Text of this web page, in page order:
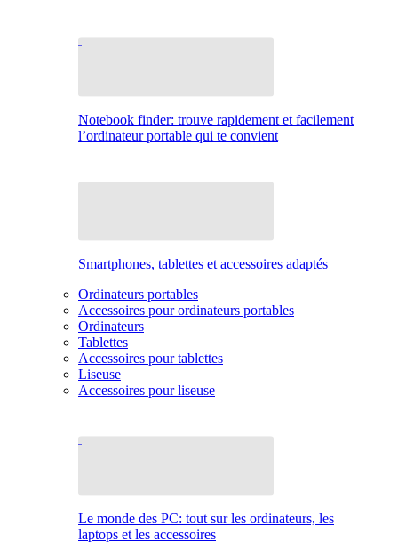
Notebook finder: trouve rapidement et facilement
l’ordinateur portable qui te convient
Smartphones, tablettes et accessoires adaptés
Ordinateurs portables
Accessoires pour ordinateurs portables
Ordinateurs
Tablettes
Accessoires pour tablettes
Liseuse
Accessoires pour liseuse
Le monde des PC: tout sur les ordinateurs, les
laptops et les accessoires